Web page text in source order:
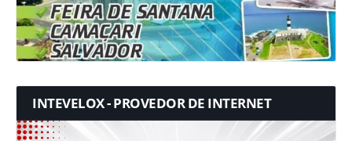
INTEVELOX - PROVEDOR DE INTERNET